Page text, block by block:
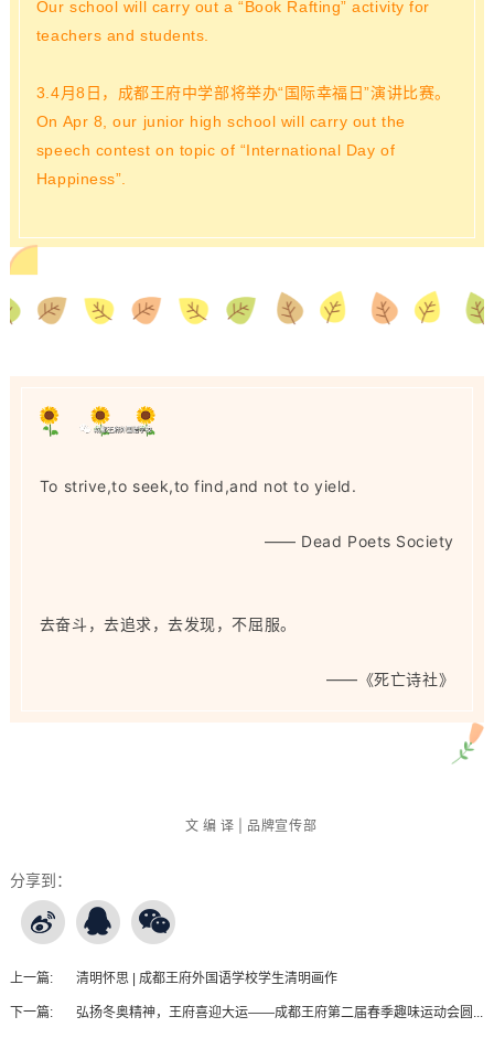
Our school will carry out a “Book Rafting” activity for
teachers and students.
3.4月8日，成都王府中学部将举办“国际幸福日”演讲比赛。
On Apr 8, our junior high school will carry out the
speech contest on topic of “International Day of
Happiness”.
To strive,to seek,to find,and not to yield.
—— Dead Poets Society
去奋斗，去追求，去发现，不屈服。
—— 《死亡诗社》
文 编 译 | 品牌宣传部
分享到：
上一篇: 清明怀思 | 成都王府外国语学校学生清明画作
下一篇: 弘扬冬奥精神，王府喜迎大运——成都王府第二届春季趣味运动会圆...